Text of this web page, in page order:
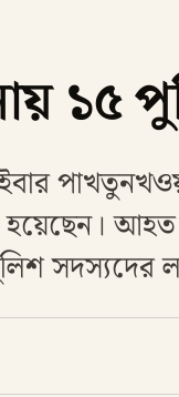
১৫
হয়েছেন।
সদস্যদের